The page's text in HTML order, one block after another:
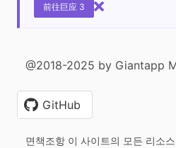
前往巨应 3
@2018-2025 by Giantapp
GitHub
면책조항 이 사이트의 모든 리소